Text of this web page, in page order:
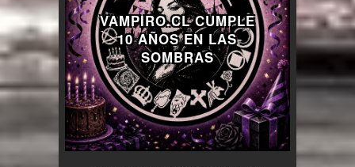
VAMPIRO.CL CUMPLE
10 AÑOS EN LAS
SOMBRAS